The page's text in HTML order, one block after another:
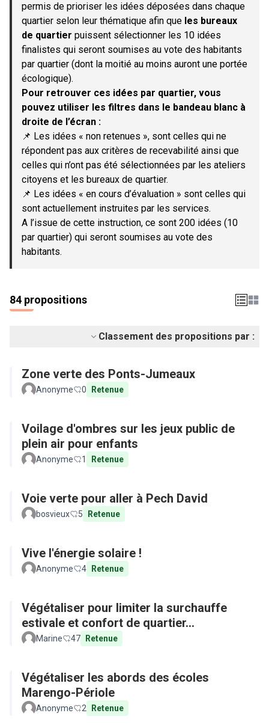
permis de prioriser les idées déposées dans chaque
quartier selon leur thématique afin que les bureaux
de quartier puissent sélectionner les 10 idées
finalistes qui seront soumises au vote des habitants
par quartier (dont la moitié au moins auront une portée
écologique).
Pour retrouver ces idées par quartier, vous
pouvez utiliser les filtres dans le bandeau blanc à
droite de l’écran :
📌 Les idées « non retenues », sont celles qui ne
répondent pas aux critères de recevabilité ainsi que
celles qui n’ont pas été sélectionnées par les ateliers
citoyens et les bureaux de quartier.
📌 Les idées « en cours d’évaluation » sont celles qui
sont actuellement instruites par les services.
A l’issue de cette instruction, ce sont 200 idées (10
par quartier) qui seront soumises au vote des
habitants.
84 propositions
Classement des propositions par :
Zone verte des Ponts-Jumeaux
Anonyme 0 Retenue
Voilage d'ombres sur les jeux public de
plein air pour enfants
Anonyme 1 Retenue
Voie verte pour aller à Pech David
bosvieux 5 Retenue
Vive l'énergie solaire !
Anonyme 4 Retenue
Végétaliser pour limiter la surchauffe
estivale et confort de quartier...
Marine 47 Retenue
Végétaliser les abords des écoles
Marengo-Périole
Anonyme 2 Retenue